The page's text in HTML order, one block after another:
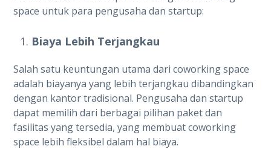
space untuk para pengusaha dan startup:
Biaya Lebih Terjangkau
Salah satu keuntungan utama dari coworking space
adalah biayanya yang lebih terjangkau dibandingkan
dengan kantor tradisional. Pengusaha dan startup
dapat memilih dari berbagai pilihan paket dan
fasilitas yang tersedia, yang membuat coworking
space lebih fleksibel dalam hal biaya.